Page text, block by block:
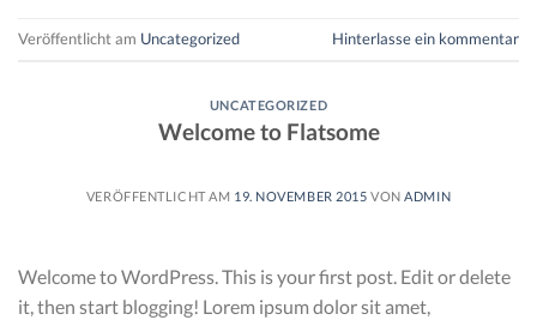
Veröffentlicht am Uncategorized Hinterlasse ein kommentar
UNCATEGORIZED
Welcome to Flatsome
VERÖFFENTLICHT AM 19. NOVEMBER 2015 VONADMIN
Welcome to WordPress. This is your first post. Edit or delete
it, then start blogging! Lorem ipsum dolor sit amet,